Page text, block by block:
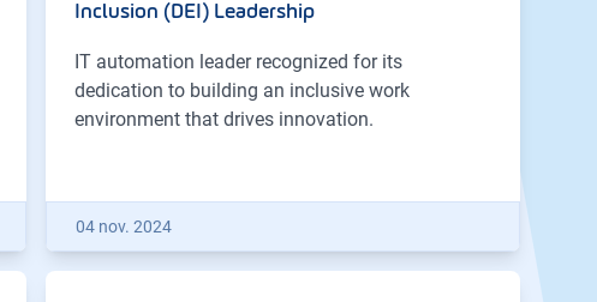
Inclusion (DEI) Leadership
IT automation leader recognized for its
dedication to building an inclusive work
environment that drives innovation.
04 nov. 2024